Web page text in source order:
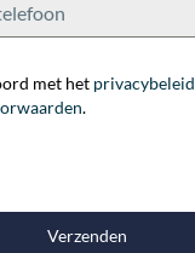
met het privacybeleid
.
Verzenden